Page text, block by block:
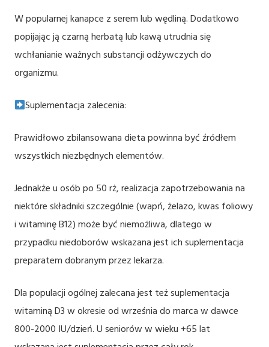
W popularnej kanapce z serem lub wędliną. Dodatkowo
popijając ją czarną herbatą lub kawą utrudnia się
wchłanianie ważnych substancji odżywczych do
organizmu.
Suplementacja zalecenia:
Prawidłowo zbilansowana dieta powinna być źródłem
wszystkich niezbędnych elementów.
Jednakże u osób po 50 rż, realizacja zapotrzebowania na
niektóre składniki szczególnie (wapń, żelazo, kwas foliowy
i witaminę B12) może być niemożliwa, dlatego w
przypadku niedoborów wskazana jest ich suplementacja
preparatem dobranym przez lekarza.
Dla populacji ogólnej zalecana jest też suplementacja
witaminą D3 w okresie od września do marca w dawce
800-2000 IU/dzień. U seniorów w wieku +65 lat